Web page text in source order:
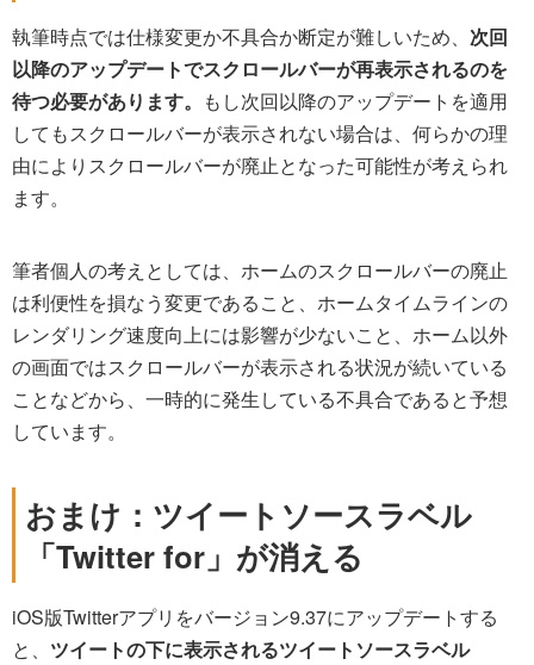
執筆時点では仕様変更か不具合か断定が難しいため、 次回
以降のアップデートでスクロールバーが再表示されるのを
待つ必要があります。 もし次回以降のアップデートを適用
してもスクロールバーが表示されない場合は、何らかの理
由によりスクロールバーが廃止となった可能性が考えられ
ます。
筆者個人の考えとしては、ホームのスクロールバーの廃止
は利便性を損なう変更であること、ホームタイムラインの
レンダリング速度向上には影響が少ないこと、ホーム以外
の画面ではスクロールバーが表示される状況が続いている
ことなどから、一時的に発生している不具合であると予想
しています。
おまけ：ツイートソースラベル
「Twitter for」が消える
iOS版Twitterアプリをバージョン9.37にアップデートする
と、 ツイートの下に表示されるツイートソースラベル